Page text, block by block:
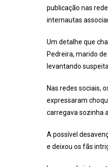
publicação nas
internautas
Um detalhe que
Pedreira, marido
levantando
Nas redes sociais,
expressaram
carregava sozinha
A possível
e deixou os fãs